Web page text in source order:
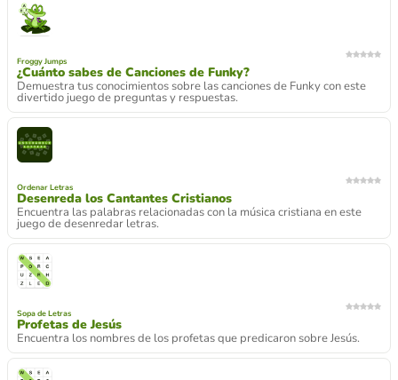
Froggy Jumps
¿Cuánto sabes de Canciones de Funky?
Demuestra tus conocimientos sobre las canciones de Funky con este
divertido juego de preguntas y respuestas.
Ordenar Letras
Desenreda los Cantantes Cristianos
Encuentra las palabras relacionadas con la música cristiana en este
juego de desenredar letras.
Sopa de Letras
Profetas de Jesús
Encuentra los nombres de los profetas que predicaron sobre Jesús.